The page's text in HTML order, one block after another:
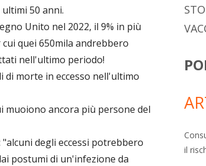
50 anni.
Unito nel 2022, il 9% in più
cui quei 650mila andrebbero
nell'ultimo periodo!
di morte in eccesso nell'ultimo
muoiono ancora più persone del
degli eccessi potrebbero
postumi di un'infezione da
il